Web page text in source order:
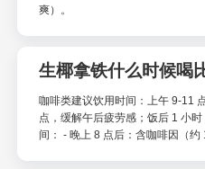
爽）。
生椰拿铁什么时候喝
咖啡类建议饮用时间：上午 9-11
点，缓解午后疲劳感；饭后 1 小
间： - 晚上 8 点后：含咖啡因（